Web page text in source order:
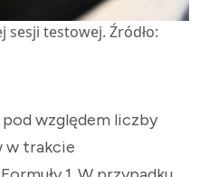
sesji testowej. Źródło:
pod względem liczby
w trakcie